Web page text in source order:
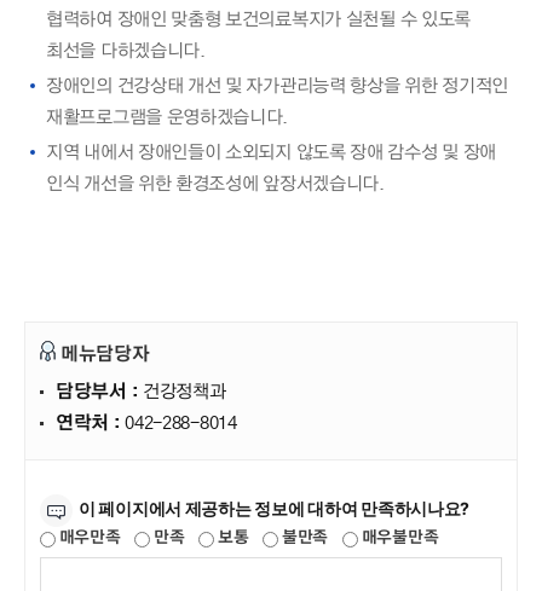
협력하여 장애인 맞춤형 보건의료복지가 실천될 수 있도록
최선을 다하겠습니다.
장애인의 건강상태 개선 및 자가관리능력 향상을 위한 정기적인
재활프로그램을 운영하겠습니다.
지역 내에서 장애인들이 소외되지 않도록 장애 감수성 및 장애
인식 개선을 위한 환경조성에 앞장서겠습니다.
메뉴담당자
담당부서 : 건강정책과
연락처 :042-288-8014
이 페이지에서 제공하는 정보에 대하여 만족하시나요?
매우만족 만족 보통 불만족 매우불만족